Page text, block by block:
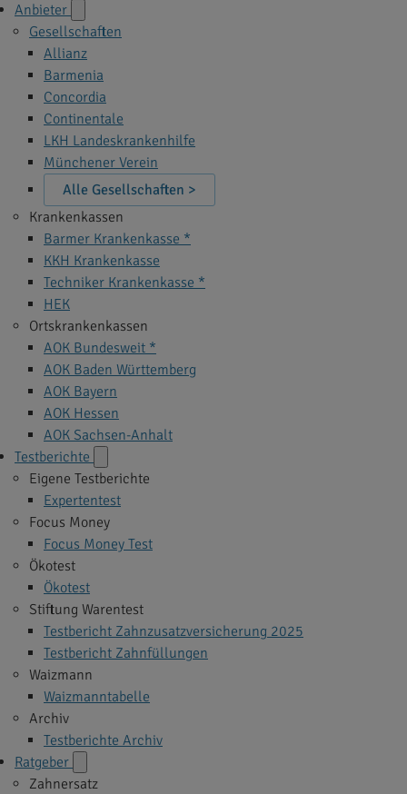
Anbieter
Gesellschaften
Allianz
Barmenia
Concordia
Continentale
LKH Landeskrankenhilfe
Münchener Verein
Alle Gesellschaften >
Krankenkassen
Barmer Krankenkasse *
KKH Krankenkasse
Techniker Krankenkasse *
HEK
Ortskrankenkassen
AOK Bundesweit *
AOK Baden Württemberg
AOK Bayern
AOK Hessen
AOK Sachsen-Anhalt
Testberichte
Eigene Testberichte
Expertentest
Focus Money
Focus Money Test
Ökotest
Ökotest
Stiftung Warentest
Testbericht Zahnzusatzversicherung 2025
Testbericht Zahnfüllungen
Waizmann
Waizmanntabelle
Archiv
Testberichte Archiv
Ratgeber
Zahnersatz